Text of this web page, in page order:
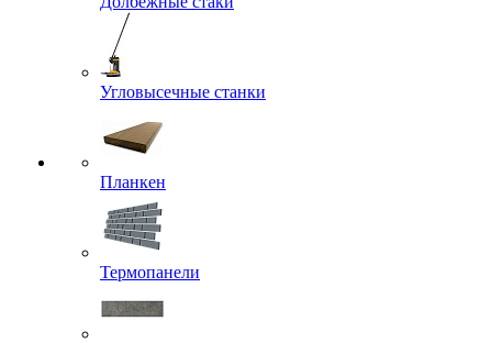
Угловысечные станки
Планкен
Термопанели